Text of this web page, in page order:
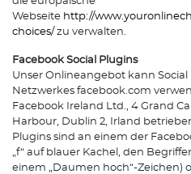
Webseite http://
choices/ zu verwalten.
Facebook Social Plugins
Unser Onlineangebot kann Social
Netzwerkes facebook.com
Facebook Ireland Ltd., 4 Grand
Harbour, Dublin 2, Irland
Plugins sind an einem der
„f“ auf blauer Kachel, den
einem „Daumen hoch“-Zeichen)